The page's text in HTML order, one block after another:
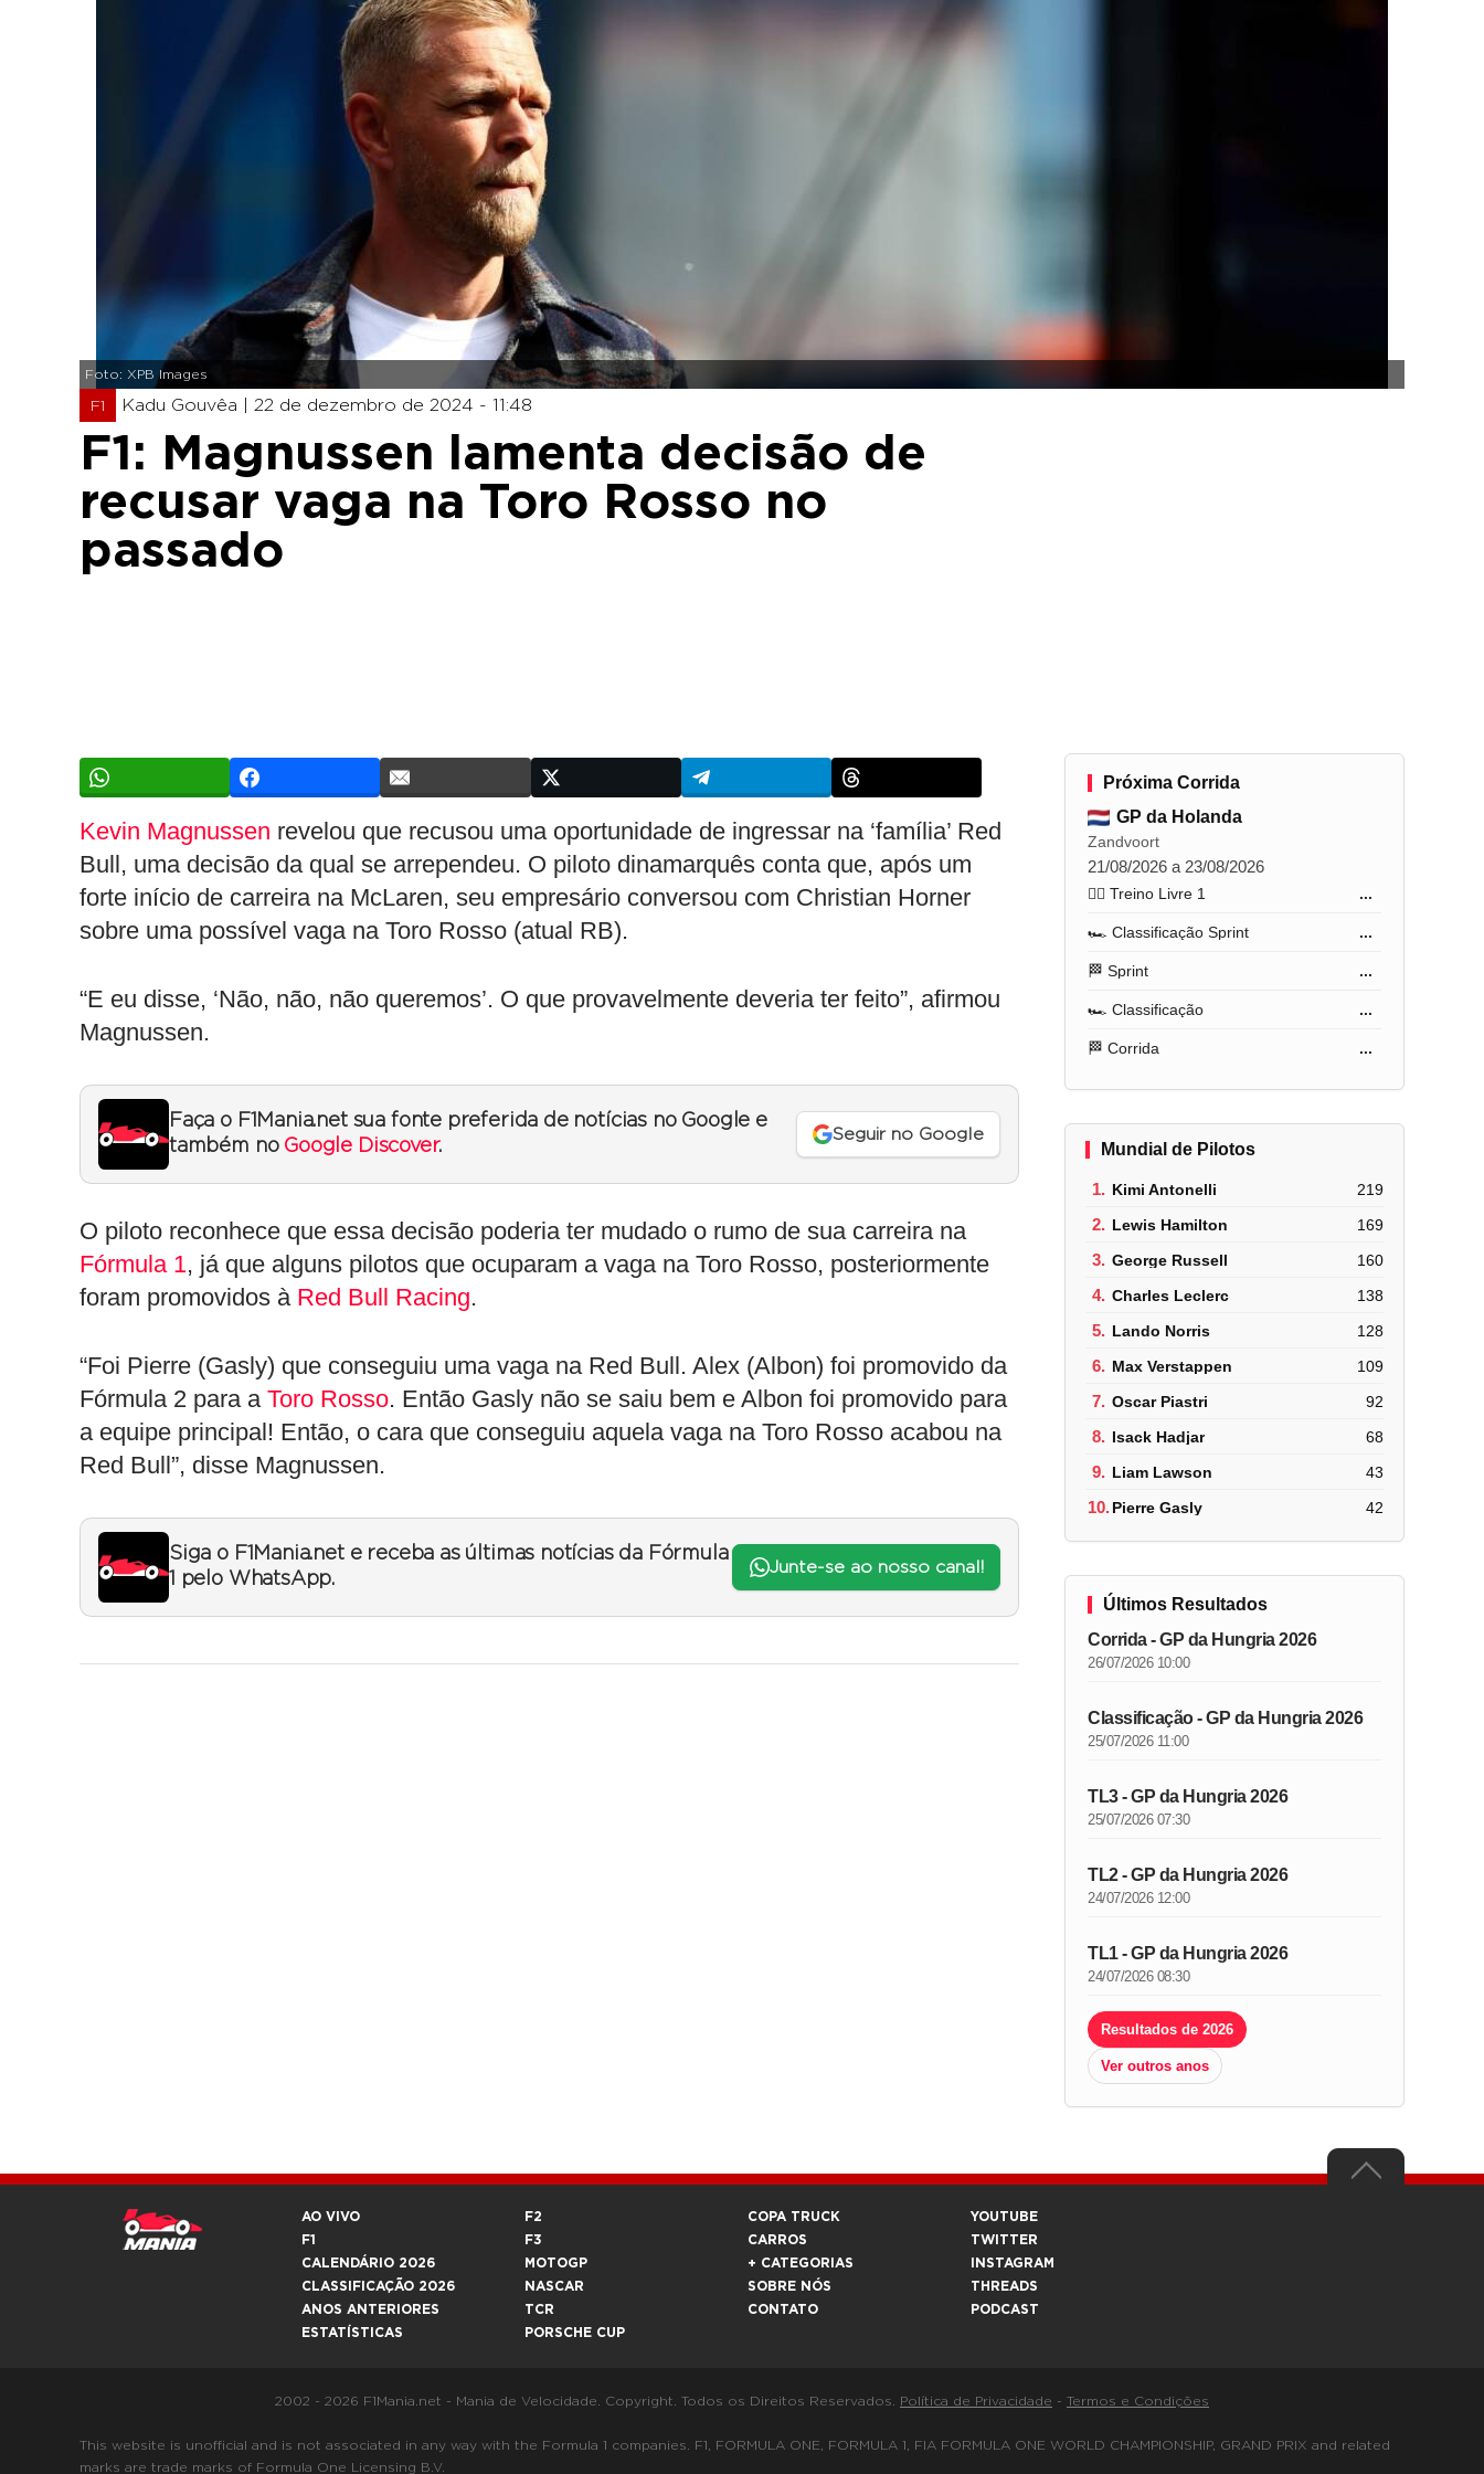
Foto: XPB Images
F1 Kadu Gouvêa | 22 de dezembro de 2024 - 11:48
F1: Magnussen lamenta decisão de
recusar vaga na Toro Rosso no
passado
Kevin Magnussen revelou que recusou uma oportunidade de ingressar na ‘família’ Red
Bull, uma decisão da qual se arrependeu. O piloto dinamarquês conta que, após um
forte início de carreira na McLaren, seu empresário conversou com Christian Horner
sobre uma possível vaga na Toro Rosso (atual RB).
“E eu disse, ‘Não, não, não queremos’. O que provavelmente deveria ter feito”, afirmou
Magnussen.
Faça o F1Mania.net sua fonte preferida de notícias no Google e
também no Google Discover.
Seguir no Google
O piloto reconhece que essa decisão poderia ter mudado o rumo de sua carreira na
Fórmula 1, já que alguns pilotos que ocuparam a vaga na Toro Rosso, posteriormente
foram promovidos à Red Bull Racing.
“Foi Pierre (Gasly) que conseguiu uma vaga na Red Bull. Alex (Albon) foi promovido da
Fórmula 2 para a Toro Rosso. Então Gasly não se saiu bem e Albon foi promovido para
a equipe principal! Então, o cara que conseguiu aquela vaga na Toro Rosso acabou na
Red Bull”, disse Magnussen.
Siga o F1Mania.net e receba as últimas notícias da Fórmula
1 pelo WhatsApp.
Junte-se ao nosso canal!
Próxima Corrida
GP da Holanda
Zandvoort
21/08/2026 a 23/08/2026
🏋️‍♂️ Treino Livre 1 ...
🏎️ Classificação Sprint ...
🏁 Sprint ...
🏎️ Classificação ...
🏁 Corrida ...
Mundial de Pilotos
1. Kimi Antonelli 219
2. Lewis Hamilton 169
3. George Russell 160
4. Charles Leclerc 138
5. Lando Norris 128
6. Max Verstappen 109
7. Oscar Piastri 92
8. Isack Hadjar 68
9. Liam Lawson 43
10.Pierre Gasly 42
Últimos Resultados
Corrida - GP da Hungria 2026
26/07/2026 10:00
Classificação - GP da Hungria 2026
25/07/2026 11:00
TL3 - GP da Hungria 2026
25/07/2026 07:30
TL2 - GP da Hungria 2026
24/07/2026 12:00
TL1 - GP da Hungria 2026
24/07/2026 08:30
Resultados de 2026
Ver outros anos
AO VIVO
F1
CALENDÁRIO 2026
CLASSIFICAÇÃO 2026
ANOS ANTERIORES
ESTATÍSTICAS
F2
F3
MOTOGP
NASCAR
TCR
PORSCHE CUP
COPA TRUCK
CARROS
+ CATEGORIAS
SOBRE NÓS
CONTATO
YOUTUBE
TWITTER
INSTAGRAM
THREADS
PODCAST
2002 - 2026 F1Mania.net - Mania de Velocidade. Copyright. Todos os Direitos Reservados. Política de Privacidade - Termos e Condições
This website is unofficial and is not associated in any way with the Formula 1 companies. F1, FORMULA ONE, FORMULA 1, FIA FORMULA ONE WORLD CHAMPIONSHIP, GRAND PRIX and related
marks are trade marks of Formula One Licensing B.V.